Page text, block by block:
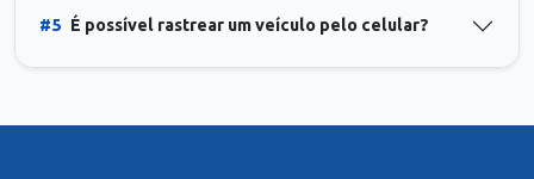
#5 É possível rastrear um veículo pelo celular?